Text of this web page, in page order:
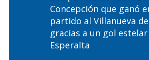
Concepción que ganó
partido al Villanueva
gracias a un gol
Esperalta